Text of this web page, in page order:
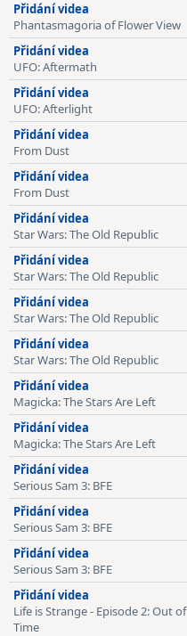
Přidání videa
Phantasmagoria of Flower View
Přidání videa
UFO: Aftermath
Přidání videa
UFO: Afterlight
Přidání videa
From Dust
Přidání videa
From Dust
Přidání videa
Star Wars: The Old Republic
Přidání videa
Star Wars: The Old Republic
Přidání videa
Star Wars: The Old Republic
Přidání videa
Star Wars: The Old Republic
Přidání videa
Magicka: The Stars Are Left
Přidání videa
Magicka: The Stars Are Left
Přidání videa
Serious Sam 3: BFE
Přidání videa
Serious Sam 3: BFE
Přidání videa
Serious Sam 3: BFE
Přidání videa
Life is Strange - Episode 2: Out of
Time